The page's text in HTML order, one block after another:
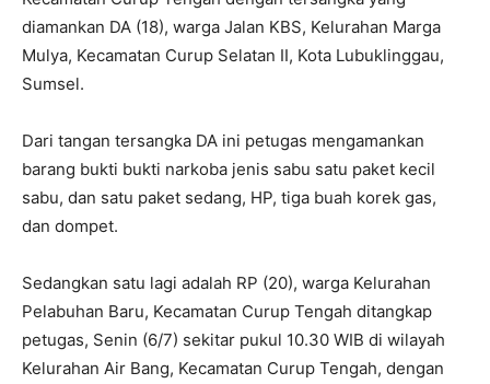
diamankan DA (18), warga Jalan KBS, Kelurahan Marga
Mulya, Kecamatan Curup Selatan II, Kota Lubuklinggau,
Sumsel.
Dari tangan tersangka DA ini petugas mengamankan
barang bukti bukti narkoba jenis sabu satu paket kecil
sabu, dan satu paket sedang, HP, tiga buah korek gas,
dan dompet.
Sedangkan satu lagi adalah RP (20), warga Kelurahan
Pelabuhan Baru, Kecamatan Curup Tengah ditangkap
petugas, Senin (6/7) sekitar pukul 10.30 WIB di wilayah
Kelurahan Air Bang, Kecamatan Curup Tengah, dengan